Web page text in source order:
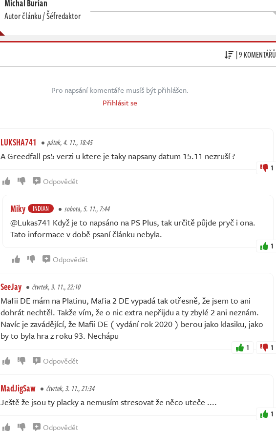
Michal Burian
Autor článku / Šéfredaktor
| 9 KOMENTÁŘŮ
Pro napsání komentáře musíš být přihlášen.
Přihlásit se
LUKSHA741 pátek, 4. 11., 18:45
A Greedfall ps5 verzi u ktere je taky napsany datum 15.11 nezruší ?
1
Odpovědět
Miky INDIAN sobota, 5. 11., 7:44
@Lukas741 Když je to napsáno na PS Plus, tak určitě půjde pryč i ona.
Tato informace v době psaní článku nebyla.
1
Odpovědět
SeeJay čtvrtek, 3. 11., 22:10
Mafii DE mám na Platinu, Mafia 2 DE vypadá tak otřesně, že jsem to ani
dohrát nechtěl. Takže vím, že o nic extra nepřijdu a ty zbylé 2 ani neznám.
Navíc je zavádějící, že Mafii DE ( vydání rok 2020 ) berou jako klasiku, jako
by to byla hra z roku 93. Nechápu
1 1
Odpovědět
MadJigSaw čtvrtek, 3. 11., 21:34
Ještě že jsou ty placky a nemusím stresovat že něco uteče ....
1
Odpovědět